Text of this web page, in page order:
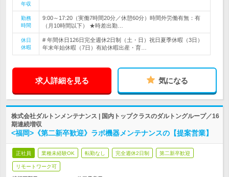
年収
勤務
時間
9:00～17:20（実働7時間20分／休憩60分）時間外労働有無：有
（月10時間以下） ★時差出勤…
休日
休暇
# 年間休日126日完全週休2日制（土・日）祝日夏季休暇（3日）
年末年始休暇（7日）有給休暇出産・育…
求人詳細を見る 気になる
株式会社ダルトンメンテナンス | 国内トップクラスのダルトングループ／16
期連続増収
<福岡>《第二新卒歓迎》ラボ機器メンテナンスの【提案営業】
正社員 業種未経験OK 転勤なし 完全週休2日制 第二新卒歓迎
リモートワーク可